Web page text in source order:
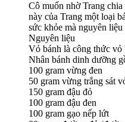
Cô muốn nhờ Trang
này của Trang một loại
sức khỏe mà nguyên liệu
Nguyên liệu
Vỏ bánh là công thức vỏ
Nhân bánh dinh dưỡng
100 gram vừng đen
50 gram vừng trắng sát
150 gram đậu đỏ
100 gram đậu đen
100 gram gạo nếp lứt